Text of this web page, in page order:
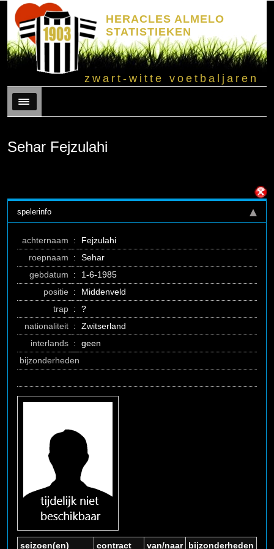
HERACLES ALMELO
STATISTIEKEN
zwart-witte voetbaljaren
Menu
Sehar Fejzulahi
spelerinfo
achternaam :
Fejzulahi
roepnaam
:
Sehar
gebdatum
:
1-6-1985
positie :
Middenveld
trap :
?
nationaliteit :
Zwitserland
interlands :
geen
bijzonderheden
seizoen(en) contract van/naar bijzonderheden